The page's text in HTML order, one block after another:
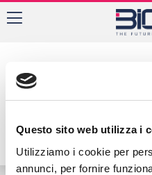
Questo sito web utilizza i
Utilizziamo i cookie per
annunci, per fornire